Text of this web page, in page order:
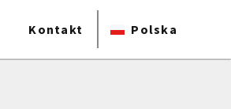
Kontakt Polska